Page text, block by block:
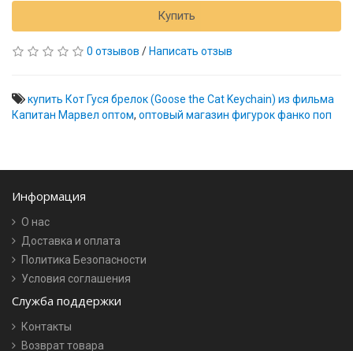
Купить
0 отзывов / Написать отзыв
купить Кот Гуся брелок (Goose the Cat Keychain) из фильма
Капитан Марвел оптом, оптовый магазин фигурок фанко поп
Информация
О нас
Доставка и оплата
Политика Безопасности
Условия соглашения
Служба поддержки
Контакты
Возврат товара